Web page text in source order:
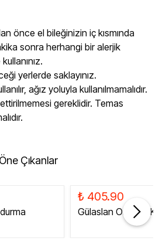
önce el bileğinizin iç kısmında
sonra herhangi bir alerjik
yerlerde saklayınız.
ağız yoluyla kullanılmamalıdır.
gereklidir. Temas
Öne Çıkanlar
₺ 405.90
Gülaslan Organik